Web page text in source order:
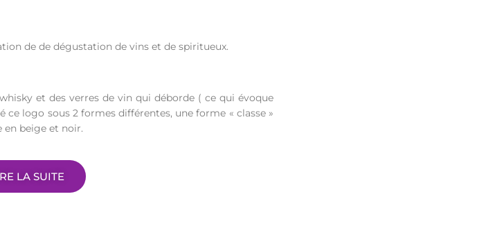
de de dégustation de vins et de spiritueux.
et des verres de vin qui déborde ( ce qui évoque
ce logo sous 2 formes différentes, une forme « classe »
en beige et noir.
LA SUITE